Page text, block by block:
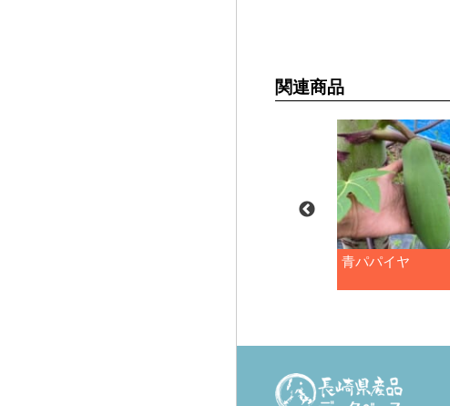
関連商品
青パパイヤ